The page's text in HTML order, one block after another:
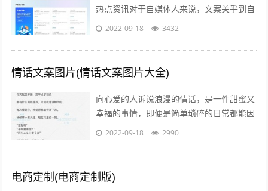
热点资讯对于自媒体人来说，文案关乎到自
己的流量问题而自己的写作方向和文案编辑
2022-09-18 3432
情话文案图片(情话文案图片大全)
向心爱的人诉说浪漫的情话，是一件甜蜜又
幸福的事情，即便是简单琐碎的日常都能因
此变得粉红起来下面就给大家分享一些简短
2022-09-18 2990
电商定制(电商定制版)